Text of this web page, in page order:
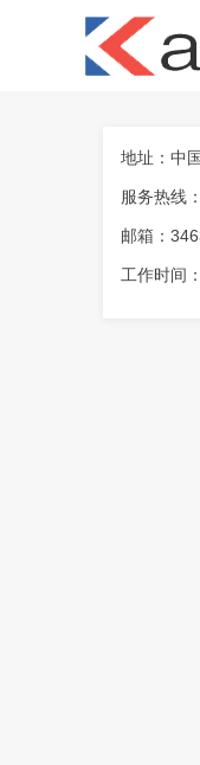
地址：中
服务热线
邮箱：
工作时间